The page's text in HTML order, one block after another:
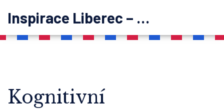
Inspirace Liberec – psychoterapie
Kognitivní